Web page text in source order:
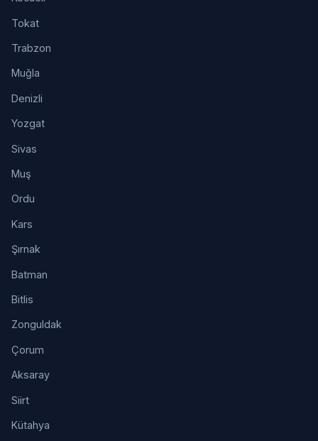
Tokat
Trabzon
Muğla
Denizli
Yozgat
Sivas
Muş
Ordu
Kars
Şırnak
Batman
Bitlis
Zonguldak
Çorum
Aksaray
Siirt
Kütahya